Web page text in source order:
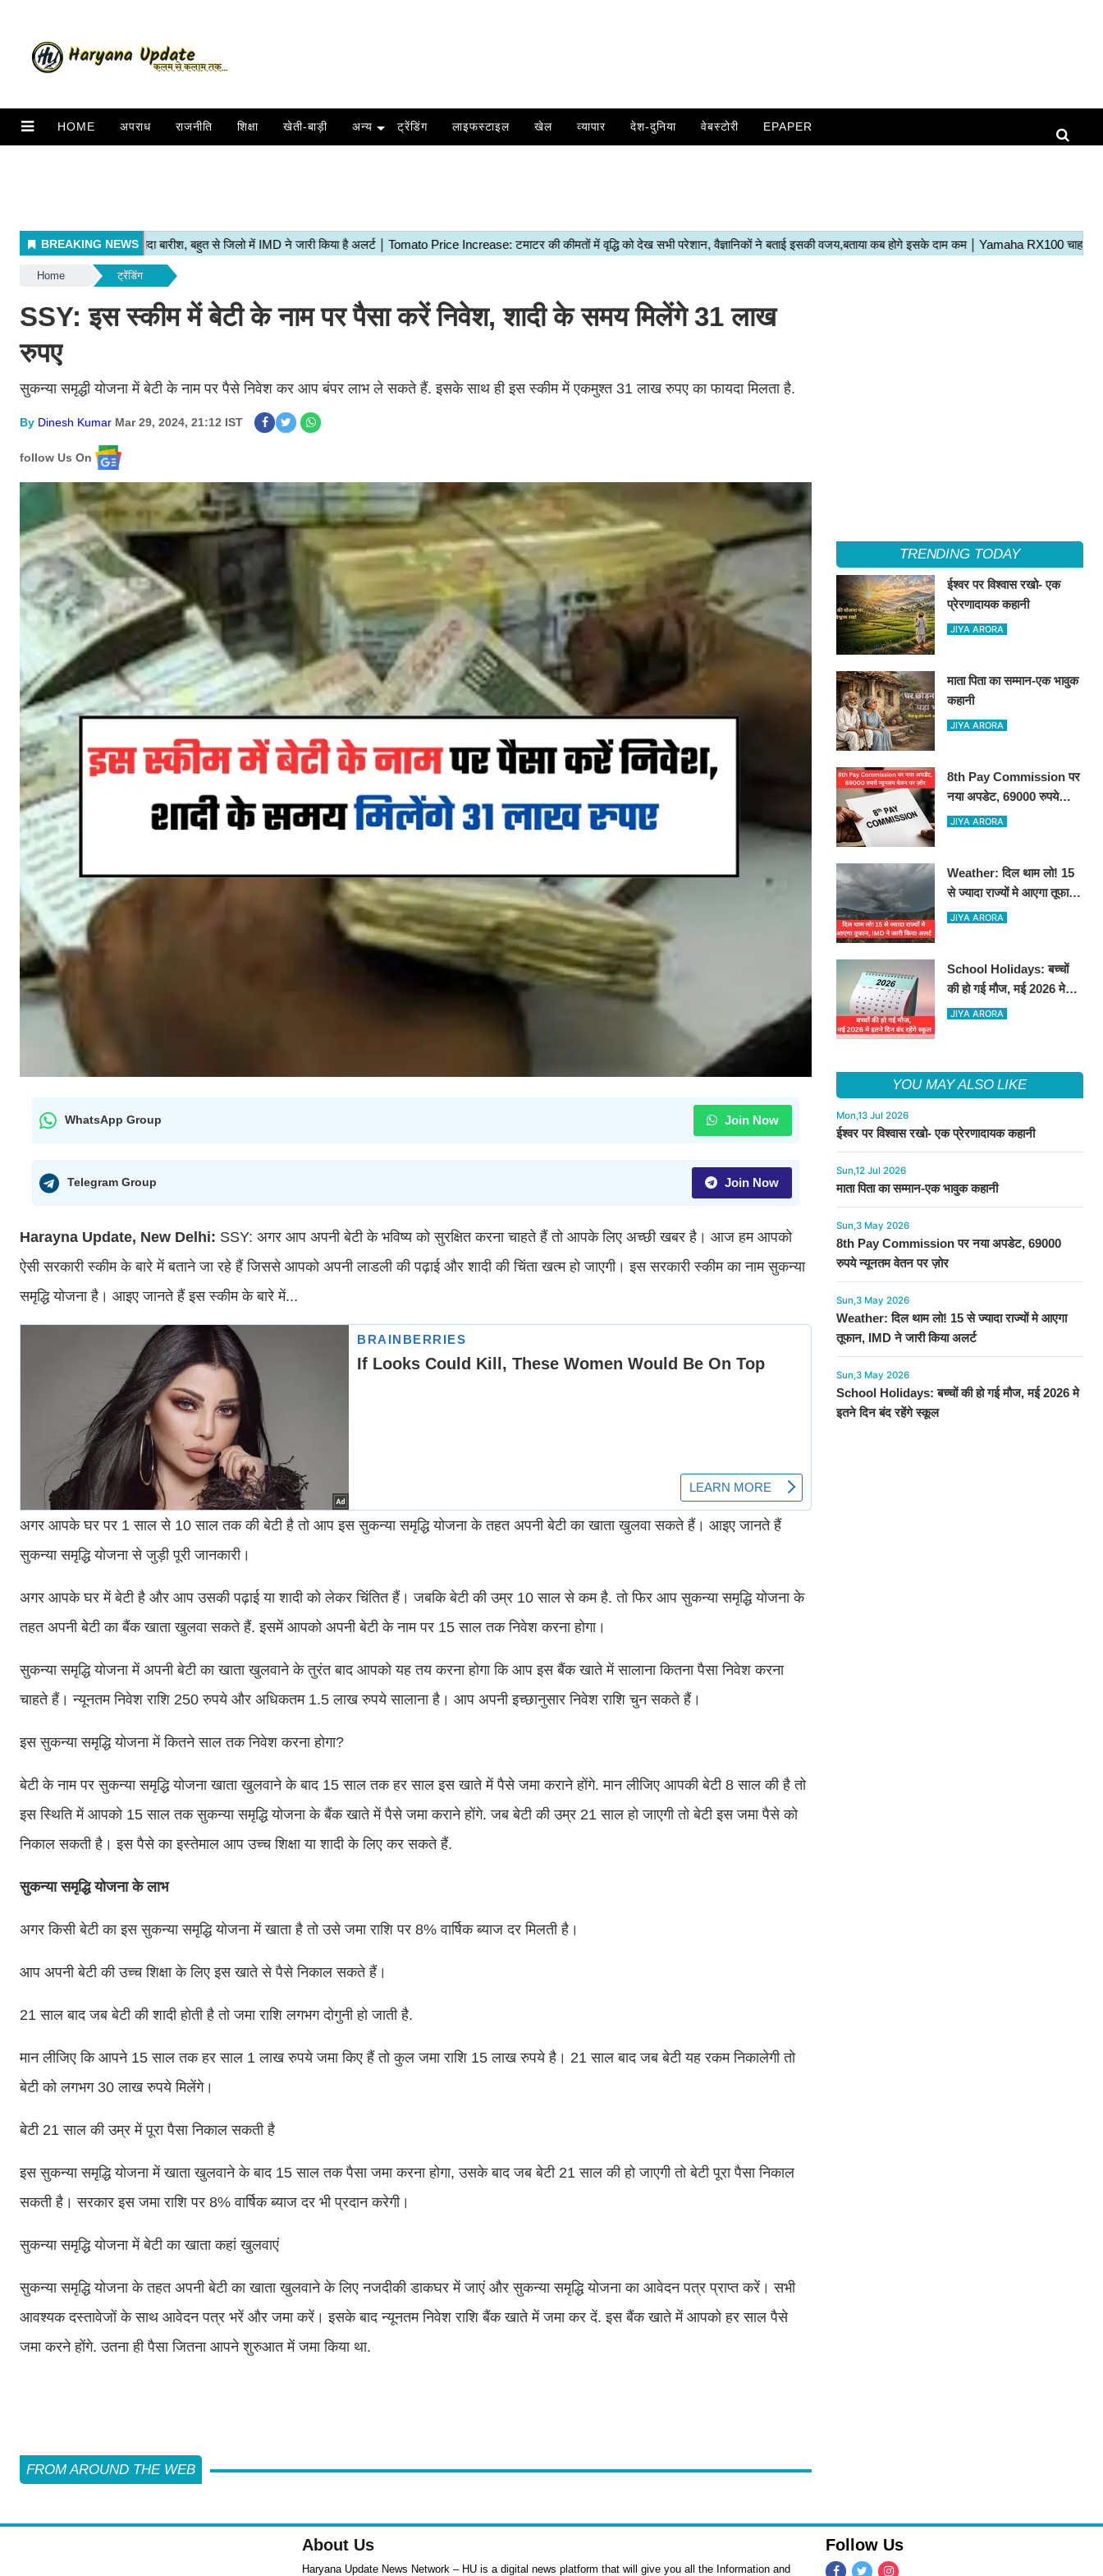
HOME अपराध राजनीति शिक्षा खेती-बाड़ी अन्य ट्रेंडिंग लाइफस्टाइल खेल व्यापार देश-दुनिया वेबस्टोरी EPAPER
Home ट्रेंडिंग
SSY: इस स्कीम में बेटी के नाम पर पैसा करें निवेश, शादी के समय मिलेंगे 31 लाख
रुपए
सुकन्या समृद्धी योजना में बेटी के नाम पर पैसे निवेश कर आप बंपर लाभ ले सकते हैं. इसके साथ ही इस स्कीम में एकमुश्त 31 लाख रुपए का फायदा मिलता है.
By Dinesh Kumar Mar 29, 2024, 21:12 IST
follow Us On
WhatsApp Group Join Now
Telegram Group Join Now
Harayna Update, New Delhi: SSY: अगर आप अपनी बेटी के भविष्य को सुरक्षित करना चाहते हैं तो आपके लिए अच्छी खबर है। आज हम आपको
ऐसी सरकारी स्कीम के बारे में बताने जा रहे हैं जिससे आपको अपनी लाडली की पढ़ाई और शादी की चिंता खत्म हो जाएगी। इस सरकारी स्कीम का नाम सुकन्या
समृद्धि योजना है। आइए जानते हैं इस स्कीम के बारे में...
अगर आपके घर पर 1 साल से 10 साल तक की बेटी है तो आप इस सुकन्या समृद्धि योजना के तहत अपनी बेटी का खाता खुलवा सकते हैं। आइए जानते हैं
सुकन्या समृद्धि योजना से जुड़ी पूरी जानकारी।
अगर आपके घर में बेटी है और आप उसकी पढ़ाई या शादी को लेकर चिंतित हैं। जबकि बेटी की उम्र 10 साल से कम है. तो फिर आप सुकन्या समृद्धि योजना के
तहत अपनी बेटी का बैंक खाता खुलवा सकते हैं. इसमें आपको अपनी बेटी के नाम पर 15 साल तक निवेश करना होगा।
सुकन्या समृद्धि योजना में अपनी बेटी का खाता खुलवाने के तुरंत बाद आपको यह तय करना होगा कि आप इस बैंक खाते में सालाना कितना पैसा निवेश करना
चाहते हैं। न्यूनतम निवेश राशि 250 रुपये और अधिकतम 1.5 लाख रुपये सालाना है। आप अपनी इच्छानुसार निवेश राशि चुन सकते हैं।
इस सुकन्या समृद्धि योजना में कितने साल तक निवेश करना होगा?
बेटी के नाम पर सुकन्या समृद्धि योजना खाता खुलवाने के बाद 15 साल तक हर साल इस खाते में पैसे जमा कराने होंगे. मान लीजिए आपकी बेटी 8 साल की है तो
इस स्थिति में आपको 15 साल तक सुकन्या समृद्धि योजना के बैंक खाते में पैसे जमा कराने होंगे. जब बेटी की उम्र 21 साल हो जाएगी तो बेटी इस जमा पैसे को
निकाल सकती है। इस पैसे का इस्तेमाल आप उच्च शिक्षा या शादी के लिए कर सकते हैं.
सुकन्या समृद्धि योजना के लाभ
अगर किसी बेटी का इस सुकन्या समृद्धि योजना में खाता है तो उसे जमा राशि पर 8% वार्षिक ब्याज दर मिलती है।
आप अपनी बेटी की उच्च शिक्षा के लिए इस खाते से पैसे निकाल सकते हैं।
21 साल बाद जब बेटी की शादी होती है तो जमा राशि लगभग दोगुनी हो जाती है.
मान लीजिए कि आपने 15 साल तक हर साल 1 लाख रुपये जमा किए हैं तो कुल जमा राशि 15 लाख रुपये है। 21 साल बाद जब बेटी यह रकम निकालेगी तो
बेटी को लगभग 30 लाख रुपये मिलेंगे।
बेटी 21 साल की उम्र में पूरा पैसा निकाल सकती है
इस सुकन्या समृद्धि योजना में खाता खुलवाने के बाद 15 साल तक पैसा जमा करना होगा, उसके बाद जब बेटी 21 साल की हो जाएगी तो बेटी पूरा पैसा निकाल
सकती है। सरकार इस जमा राशि पर 8% वार्षिक ब्याज दर भी प्रदान करेगी।
सुकन्या समृद्धि योजना में बेटी का खाता कहां खुलवाएं
सुकन्या समृद्धि योजना के तहत अपनी बेटी का खाता खुलवाने के लिए नजदीकी डाकघर में जाएं और सुकन्या समृद्धि योजना का आवेदन पत्र प्राप्त करें। सभी
आवश्यक दस्तावेजों के साथ आवेदन पत्र भरें और जमा करें। इसके बाद न्यूनतम निवेश राशि बैंक खाते में जमा कर दें. इस बैंक खाते में आपको हर साल पैसे
जमा करने होंगे. उतना ही पैसा जितना आपने शुरुआत में जमा किया था.
FROM AROUND THE WEB
TRENDING TODAY
ईश्वर पर विश्वास रखो- एक
प्रेरणादायक कहानी
JIYA ARORA
माता पिता का सम्मान-एक भावुक
कहानी
JIYA ARORA
8th Pay Commission पर
नया अपडेट, 69000 रुपये
न्यूनतम वेतन पर ज़ोर
JIYA ARORA
Weather: दिल थाम लो! 15
से ज्यादा राज्यों मे आएगा तूफान,
IMD ने जारी किया अलर्ट
JIYA ARORA
School Holidays: बच्चों
की हो गई मौज, मई 2026 मे
इतने दिन बंद रहेंगे स्कूल
JIYA ARORA
YOU MAY ALSO LIKE
Mon,13 Jul 2026
ईश्वर पर विश्वास रखो- एक प्रेरणादायक कहानी
Sun,12 Jul 2026
माता पिता का सम्मान-एक भावुक कहानी
Sun,3 May 2026
8th Pay Commission पर नया अपडेट, 69000
रुपये न्यूनतम वेतन पर ज़ोर
Sun,3 May 2026
Weather: दिल थाम लो! 15 से ज्यादा राज्यों मे आएगा
तूफान, IMD ने जारी किया अलर्ट
Sun,3 May 2026
School Holidays: बच्चों की हो गई मौज, मई 2026 मे
इतने दिन बंद रहेंगे स्कूल
About Us
Haryana Update News Network – HU is a digital news platform that will give you all the Information and
Follow Us